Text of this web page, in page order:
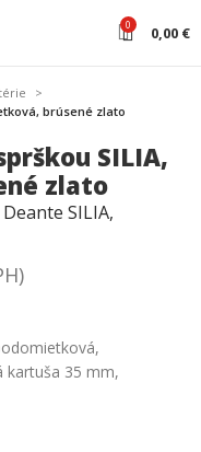
0 0,00 €
brúsené zlato
SILIA,
zlato
kartuša 35 mm,